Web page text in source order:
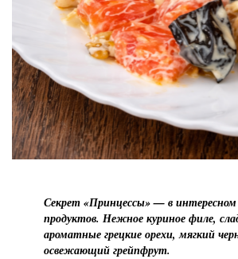
Секрет «Принцессы» — в
продуктов. Нежное куриное филе,
ароматные грецкие орехи, мягкий
освежающий грейпфрут.